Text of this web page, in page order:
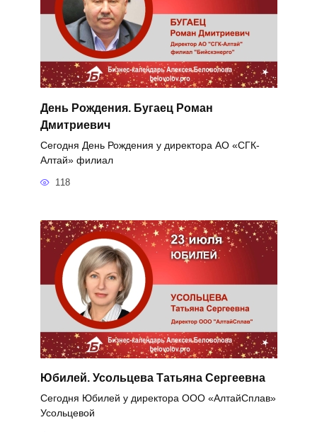
День Рождения. Бугаец Роман
Дмитриевич
Сегодня День Рождения у директора АО «СГК-
Алтай» филиал
118
Юбилей. Усольцева Татьяна Сергеевна
Сегодня Юбилей у директора ООО «АлтайСплав»
Усольцевой